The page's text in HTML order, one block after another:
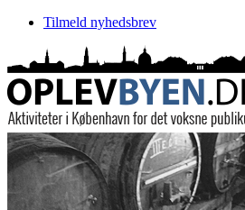
Tilmeld nyhedsbrev